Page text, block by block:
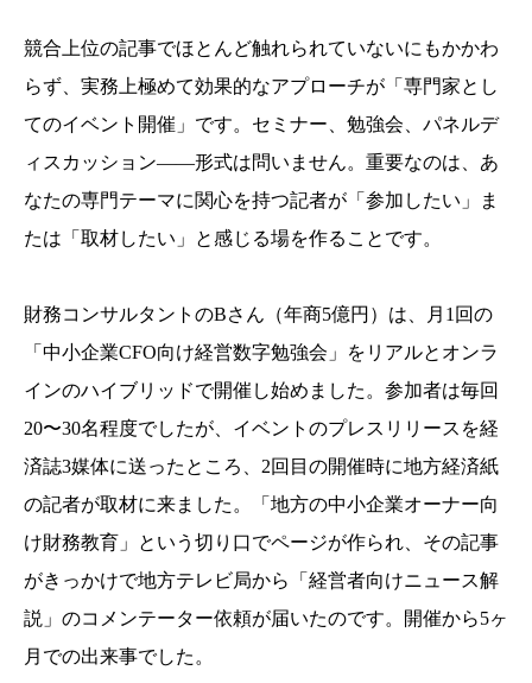
競合上位の記事でほとんど触れられていないにもかかわ
らず、実務上極めて効果的なアプローチが「専門家とし
てのイベント開催」です。セミナー、勉強会、パネルデ
ィスカッション——形式は問いません。重要なのは、あ
なたの専門テーマに関心を持つ記者が「参加したい」ま
たは「取材したい」と感じる場を作ることです。
財務コンサルタントのBさん（年商5億円）は、月1回の
「中小企業CFO向け経営数字勉強会」をリアルとオンラ
インのハイブリッドで開催し始めました。参加者は毎回
20〜30名程度でしたが、イベントのプレスリリースを経
済誌3媒体に送ったところ、2回目の開催時に地方経済紙
の記者が取材に来ました。「地方の中小企業オーナー向
け財務教育」という切り口でページが作られ、その記事
がきっかけで地方テレビ局から「経営者向けニュース解
説」のコメンテーター依頼が届いたのです。開催から5ヶ
月での出来事でした。